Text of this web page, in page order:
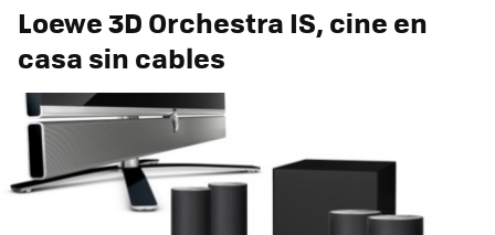
Loewe 3D Orchestra IS, cine en
casa sin cables